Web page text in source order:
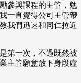
參與課程的主管，勉
一直覺得公司主管帶
我們迅速和同仁拉近
第一次，不過既然被
主管願意放下身段虛